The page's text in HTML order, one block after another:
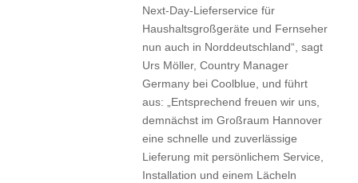
Next-Day-Lieferservice für
Haushaltsgroßgeräte und Fernseher
nun auch in Norddeutschland“, sagt
Urs Möller, Country Manager
Germany bei Coolblue, und führt
aus: „Entsprechend freuen wir uns,
demnächst im Großraum Hannover
eine schnelle und zuverlässige
Lieferung mit persönlichem Service,
Installation und einem Lächeln